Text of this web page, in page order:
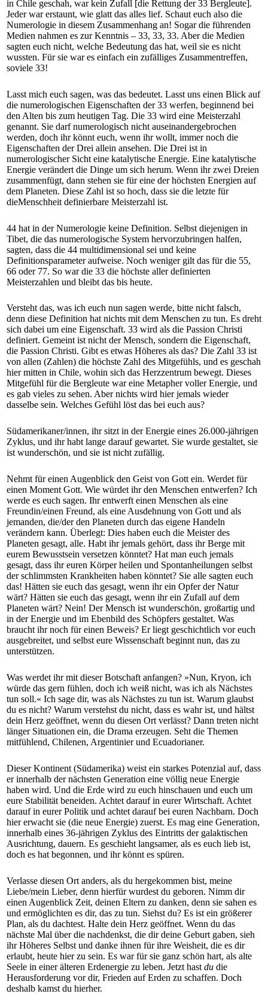
in Chile geschah, war kein Zufall [die Rettung der 33 Bergleute].
Jeder war erstaunt, wie glatt das alles lief. Schaut euch also die
Numerologie in diesem Zusammenhang an! Sogar die führenden
Medien nahmen es zur Kenntnis – 33, 33, 33. Aber die Medien
sagten euch nicht, welche Bedeutung das hat, weil sie es nicht
wussten. Für sie war es einfach ein zufälliges Zusammentreffen,
soviele 33!
Lasst mich euch sagen, was das bedeutet. Lasst uns einen Blick auf
die numerologischen Eigenschaften der 33 werfen, beginnend bei
den Alten bis zum heutigen Tag. Die 33 wird eine Meisterzahl
genannt. Sie darf numerologisch nicht auseinandergebrochen
werden, doch ihr könnt euch, wenn ihr wollt, immer noch die
Eigenschaften der Drei allein ansehen. Die Drei ist in
numerologischer Sicht eine katalytische Energie. Eine katalytische
Energie verändert die Dinge um sich herum. Wenn ihr zwei Dreien
zusammenfügt, dann stehen sie für eine der höchsten Energien auf
dem Planeten. Diese Zahl ist so hoch, dass sie die letzte für
dieMenschheit definierbare Meisterzahl ist.
44 hat in der Numerologie keine Definition. Selbst diejenigen in
Tibet, die das numerologische System hervorzubringen halfen,
sagten, dass die 44 multidimensional sei und keine
Definitionsparameter aufweise. Noch weniger gilt das für die 55,
66 oder 77. So war die 33 die höchste aller definierten
Meisterzahlen und bleibt das bis heute.
Versteht das, was ich euch nun sagen werde, bitte nicht falsch,
denn diese Definition hat nichts mit dem Menschen zu tun. Es dreht
sich dabei um eine Eigenschaft. 33 wird als die Passion Christi
definiert. Gemeint ist nicht der Mensch, sondern die Eigenschaft,
die Passion Christi. Gibt es etwas Höheres als das? Die Zahl 33 ist
von allen (Zahlen) die höchste Zahl des Mitgefühls, und es geschah
hier mitten in Chile, wohin sich das Herzzentrum bewegt. Dieses
Mitgefühl für die Bergleute war eine Metapher voller Energie, und
es gab vieles zu sehen. Aber nichts wird hier jemals wieder
dasselbe sein. Welches Gefühl löst das bei euch aus?
Südamerikaner/innen, ihr sitzt in der Energie eines 26.000-jährigen
Zyklus, und ihr habt lange darauf gewartet. Sie wurde gestaltet, sie
ist wunderschön, und sie ist nicht zufällig.
Nehmt für einen Augenblick den Geist von Gott ein. Werdet für
einen Moment Gott. Wie würdet ihr den Menschen entwerfen? Ich
werde es euch sagen. Ihr entwerft einen Menschen als eine
Freundin/einen Freund, als eine Ausdehnung von Gott und als
jemanden, die/der den Planeten durch das eigene Handeln
verändern kann. Überlegt: Dies haben euch die Meister des
Planeten gesagt, alle. Habt ihr jemals gehört, dass ihr Berge mit
eurem Bewusstsein versetzen könntet? Hat man euch jemals
gesagt, dass ihr euren Körper heilen und Spontanheilungen selbst
der schlimmsten Krankheiten haben könntet? Sie alle sagten euch
das! Hätten sie euch das gesagt, wenn ihr ein Opfer der Natur
wärt? Hätten sie euch das gesagt, wenn ihr ein Zufall auf dem
Planeten wärt? Nein! Der Mensch ist wunderschön, großartig und
in der Energie und im Ebenbild des Schöpfers gestaltet. Was
braucht ihr noch für einen Beweis? Er liegt geschichtlich vor euch
ausgebreitet, und selbst eure Wissenschaft beginnt nun, das zu
unterstützen.
Was werdet ihr mit dieser Botschaft anfangen? »Nun, Kryon, ich
würde das gern fühlen, doch ich weiß nicht, was ich als Nächstes
tun soll.« Ich sage dir, was als Nächstes zu tun ist. Warum glaubst
du es nicht? Warum verstehst du nicht, dass es wahr ist, und hältst
dein Herz geöffnet, wenn du diesen Ort verlässt? Dann treten nicht
länger Situationen ein, die Drama erzeugen. Seht die Themen
mitfühlend, Chilenen, Argentinier und Ecuadorianer.
Dieser Kontinent (Südamerika) weist ein starkes Potenzial auf, dass
er innerhalb der nächsten Generation eine völlig neue Energie
haben wird. Und die Erde wird zu euch hinschauen und euch um
eure Stabilität beneiden. Achtet darauf in eurer Wirtschaft. Achtet
darauf in eurer Politik und achtet darauf bei euren Nachbarn. Doch
hier erwacht sie (die neue Energie) zuerst. Es mag eine Generation,
innerhalb eines 36-jährigen Zyklus des Eintritts der galaktischen
Ausrichtung, dauern. Es geschieht langsamer, als es euch lieb ist,
doch es hat begonnen, und ihr könnt es spüren.
Verlasse diesen Ort anders, als du hergekommen bist, meine
Liebe/mein Lieber, denn hierfür wurdest du geboren. Nimm dir
einen Augenblick Zeit, deinen Eltern zu danken, denn sie sahen es
und ermöglichten es dir, das zu tun. Siehst du? Es ist ein größerer
Plan, als du dachtest. Halte dein Herz geöffnet. Wenn du das
nächste Mal über die nachdenkst, die dir deine Geburt gaben, sieh
ihr Höheres Selbst und danke ihnen für ihre Weisheit, die es dir
erlaubt, heute hier zu sein. Es war für sie ganz schön hart, als alte
Seele in einer älteren Erdenergie zu leben. Jetzt hast du die
Herausforderung vor dir, Frieden auf Erden zu schaffen. Doch
deshalb kamst du hierher.